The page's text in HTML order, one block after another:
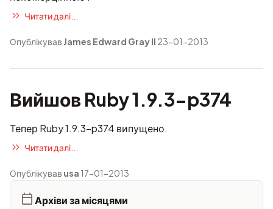
Читати далі...
Опублікував James Edward Gray II 23-01-2013
Вийшов Ruby 1.9.3-p374
Тепер Ruby 1.9.3-p374 випущено.
Читати далі...
Опублікував usa 17-01-2013
Архіви за місяцями